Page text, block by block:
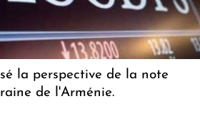
la perspective de la note
de l'Arménie.